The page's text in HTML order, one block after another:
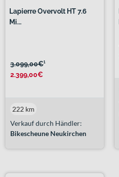
Lapierre Overvolt HT 7.6
Mi...
3.099,00€¹
2.399,00€
Verkauf durch Händler:
Bikescheune Neukirchen
222 km